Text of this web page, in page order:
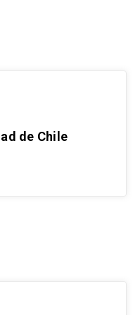
de Chile